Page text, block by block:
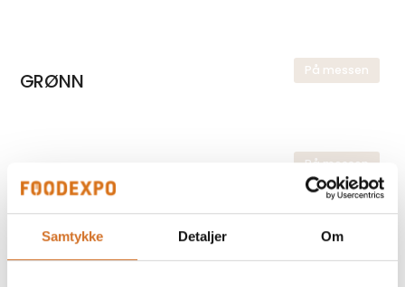
Samtykke Detaljer Om
På messen
GRØNN
På messen
UMAMI
På messen
Jorda